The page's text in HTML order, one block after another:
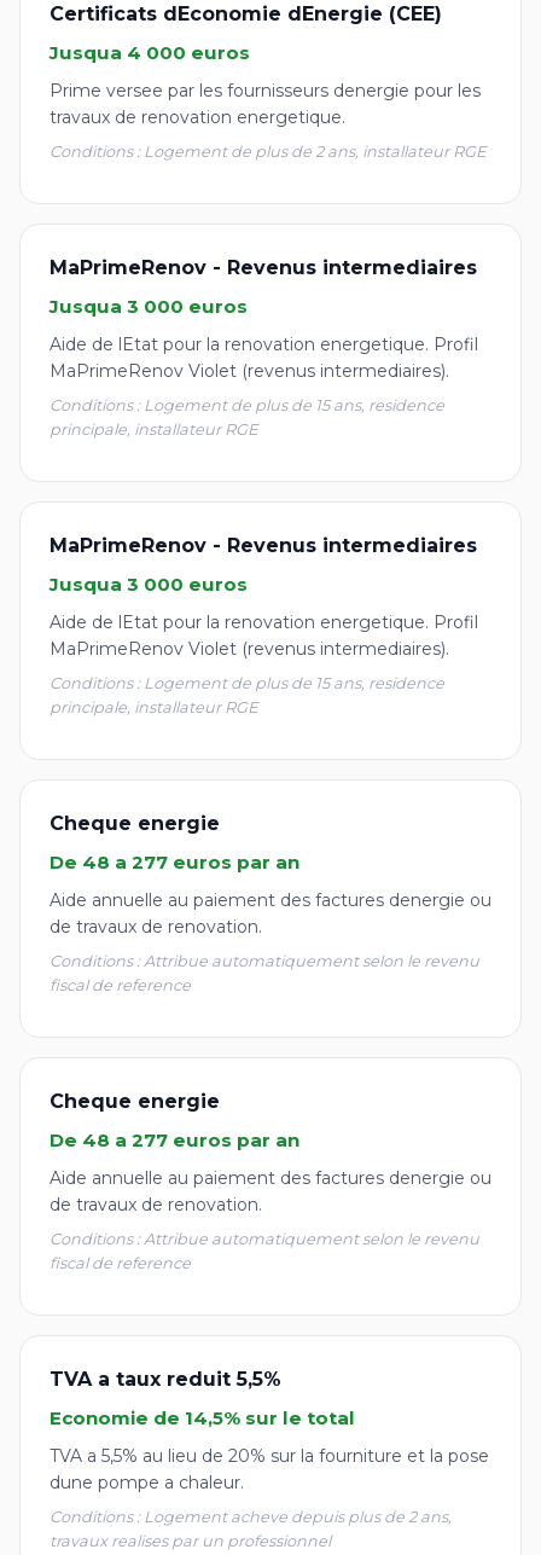
Certificats dEconomie dEnergie (CEE)
Jusqua 4 000 euros
Prime versee par les fournisseurs denergie pour les
travaux de renovation energetique.
Conditions : Logement de plus de 2 ans, installateur RGE
MaPrimeRenov - Revenus intermediaires
Jusqua 3 000 euros
Aide de lEtat pour la renovation energetique. Profil
MaPrimeRenov Violet (revenus intermediaires).
Conditions : Logement de plus de 15 ans, residence
principale, installateur RGE
MaPrimeRenov - Revenus intermediaires
Jusqua 3 000 euros
Aide de lEtat pour la renovation energetique. Profil
MaPrimeRenov Violet (revenus intermediaires).
Conditions : Logement de plus de 15 ans, residence
principale, installateur RGE
Cheque energie
De 48 a 277 euros par an
Aide annuelle au paiement des factures denergie ou
de travaux de renovation.
Conditions : Attribue automatiquement selon le revenu
fiscal de reference
Cheque energie
De 48 a 277 euros par an
Aide annuelle au paiement des factures denergie ou
de travaux de renovation.
Conditions : Attribue automatiquement selon le revenu
fiscal de reference
TVA a taux reduit 5,5%
Economie de 14,5% sur le total
TVA a 5,5% au lieu de 20% sur la fourniture et la pose
dune pompe a chaleur.
Conditions : Logement acheve depuis plus de 2 ans,
travaux realises par un professionnel